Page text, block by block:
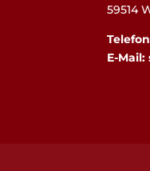
59514
E-Mail: